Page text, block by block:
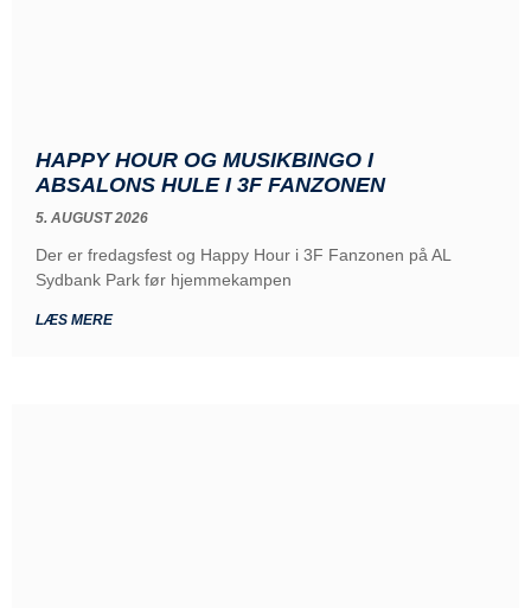
HAPPY HOUR OG MUSIKBINGO I
ABSALONS HULE I 3F FANZONEN
5. AUGUST 2026
Der er fredagsfest og Happy Hour i 3F Fanzonen på AL
Sydbank Park før hjemmekampen
LÆS MERE